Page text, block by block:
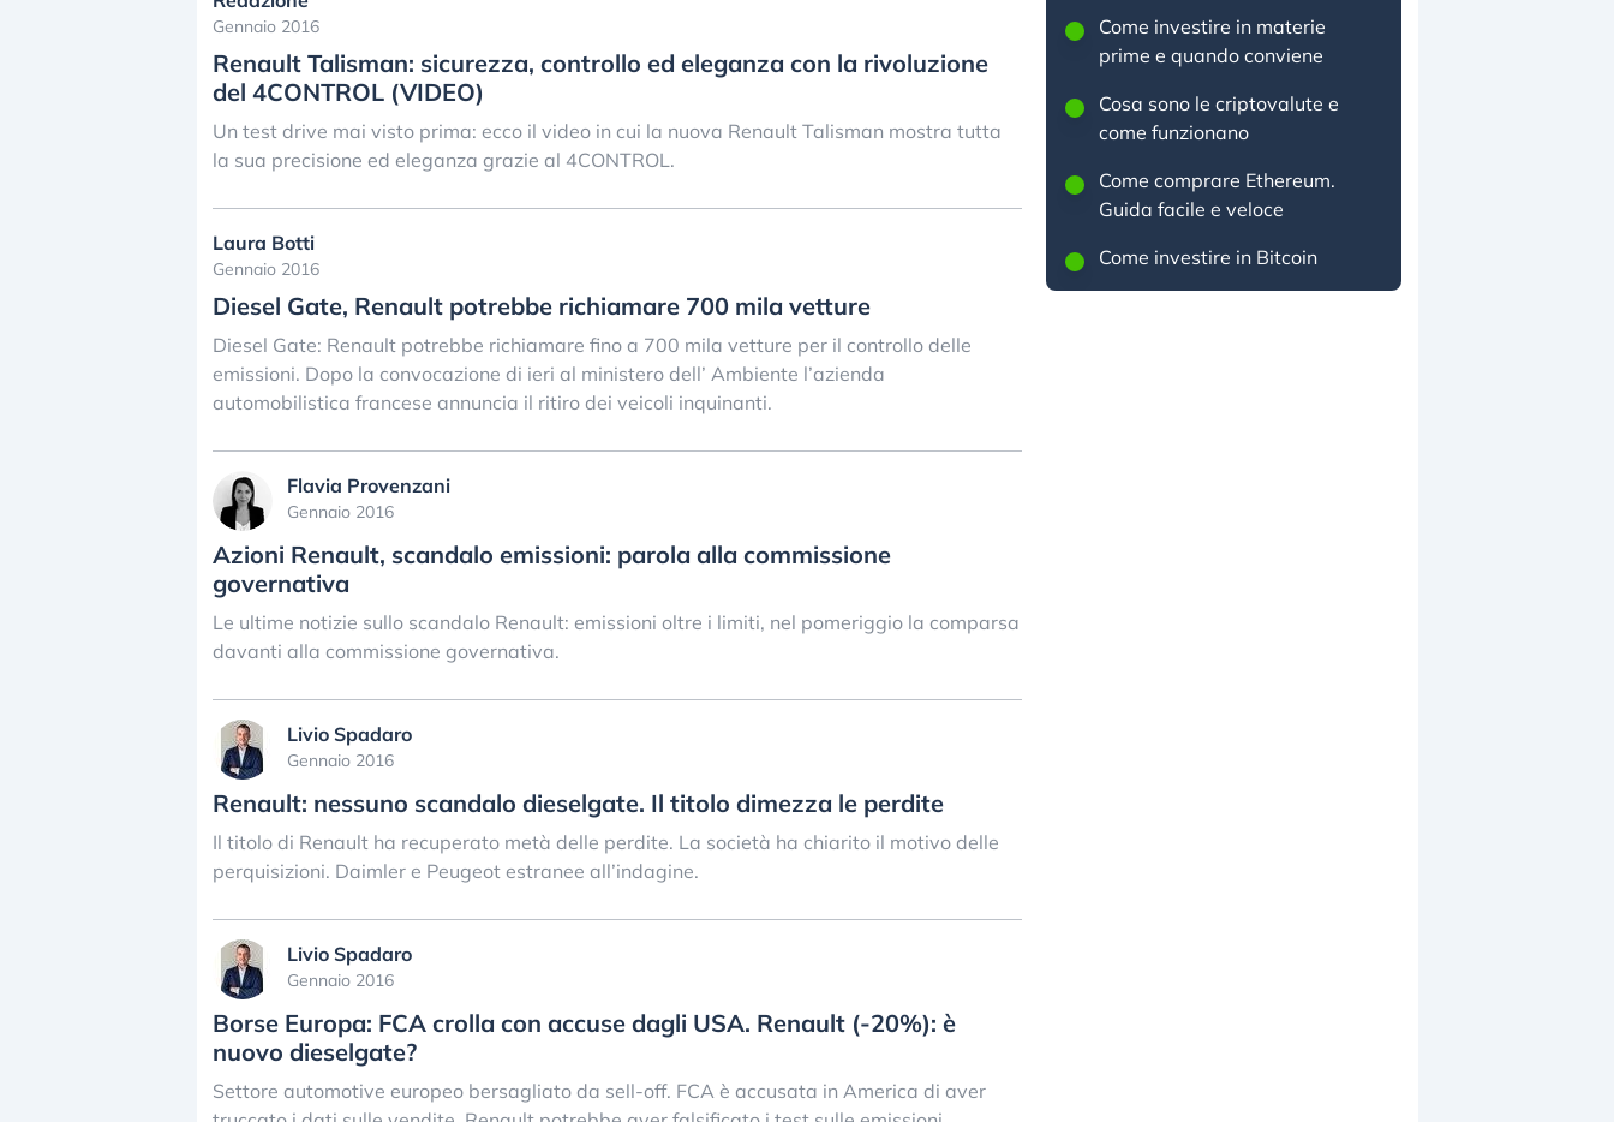
Gennaio 2016
Renault Talisman: sicurezza, controllo ed eleganza con la rivoluzione
del 4CONTROL (VIDEO)
Un test drive mai visto prima: ecco il video in cui la nuova Renault Talisman mostra tutta
la sua precisione ed eleganza grazie al 4CONTROL.
Laura Botti
Gennaio 2016
Diesel Gate, Renault potrebbe richiamare 700 mila vetture
Diesel Gate: Renault potrebbe richiamare fino a 700 mila vetture per il controllo delle
emissioni. Dopo la convocazione di ieri al ministero dell’ Ambiente l’azienda
automobilistica francese annuncia il ritiro dei veicoli inquinanti.
Flavia Provenzani
Gennaio 2016
Azioni Renault, scandalo emissioni: parola alla commissione
governativa
Le ultime notizie sullo scandalo Renault: emissioni oltre i limiti, nel pomeriggio la comparsa
davanti alla commissione governativa.
Livio Spadaro
Gennaio 2016
Renault: nessuno scandalo dieselgate. Il titolo dimezza le perdite
Il titolo di Renault ha recuperato metà delle perdite. La società ha chiarito il motivo delle
perquisizioni. Daimler e Peugeot estranee all’indagine.
Livio Spadaro
Gennaio 2016
Borse Europa: FCA crolla con accuse dagli USA. Renault (-20%): è
nuovo dieselgate?
Settore automotive europeo bersagliato da sell-off. FCA è accusata in America di aver
Come investire in materie
prime e quando conviene
Cosa sono le criptovalute e
come funzionano
Come comprare Ethereum.
Guida facile e veloce
Come investire in Bitcoin